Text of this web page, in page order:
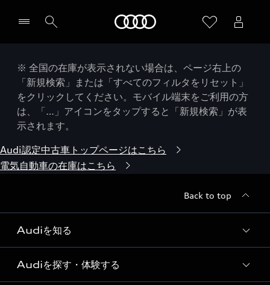
※ 全国の在庫が表示されない場合は、ページ右上の
「新規検索」または「すべてのフィルタをリセット」
をクリックしてください。モバイル端末をご利用の方
は、「…」アイコンをタップすると「新規検索」が表
示されます。
Audi認定中古車トップページはこちら
電気自動車の在庫はこちら
Back to top
Audiを知る
Audi ブランド
Audiを探す・体験する